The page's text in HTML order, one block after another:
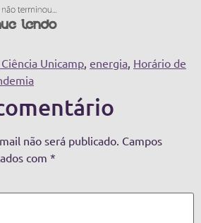
Unicamp, energia, Horário de
não será publicado. Campos
com *